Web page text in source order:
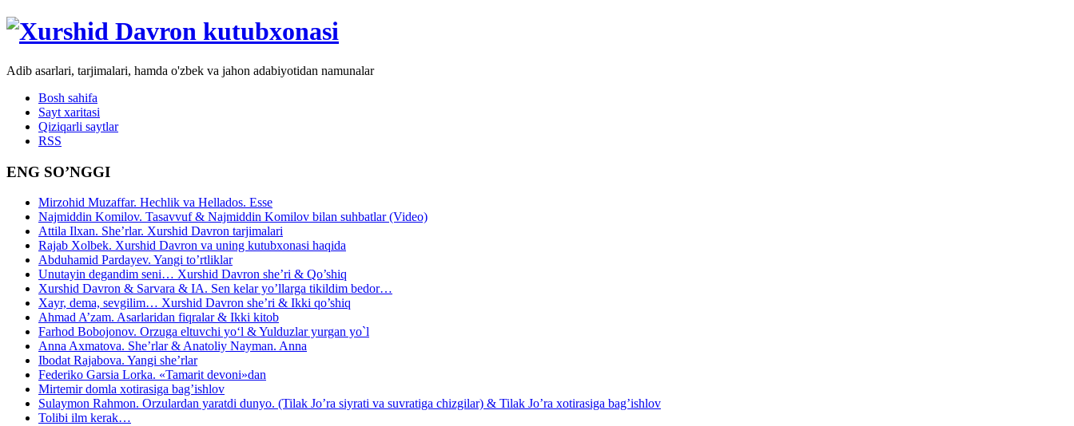
Adib asarlari, tarjimalari, hamda o'zbek va jahon adabiyotidan namunalar
Bosh sahifa
Sayt xaritasi
Qiziqarli saytlar
RSS
ENG SO’NGGI
Mirzohid Muzaffar. Hechlik va Hellados. Esse
Najmiddin Komilov. Tasavvuf & Najmiddin Komilov bilan suhbatlar (Video)
Attila Ilxan. She’rlar. Xurshid Davron tarjimalari
Rajab Xolbek. Xurshid Davron va uning kutubxonasi haqida
Abduhamid Pardayev. Yangi to’rtliklar
Unutayin degandim seni… Xurshid Davron she’ri & Qo’shiq
Xurshid Davron & Sarvara & IA. Sen kelar yo’llarga tikildim bedor…
Xayr, dema, sevgilim… Xurshid Davron she’ri & Ikki qo’shiq
Ahmad A’zam. Asarlaridan fiqralar & Ikki kitob
Farhod Bobojonov. Orzuga eltuvchi yo‘l & Yulduzlar yurgan yo`l
Anna Axmatova. She’rlar & Anatoliy Nayman. Anna
Ibodat Rajabova. Yangi she’rlar
Federiko Garsia Lorka. «Tamarit devoni»dan
Mirtemir domla xotirasiga bag’ishlov
Sulaymon Rahmon. Orzulardan yaratdi dunyo. (Tilak Jo’ra siyrati va suvratiga chizgilar) & Tilak Jo’ra xotirasiga bag’ishlov
Tolibi ilm kerak…